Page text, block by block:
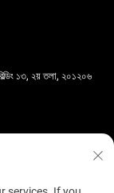
১৩, ২য় তলা, ২০১২০৬